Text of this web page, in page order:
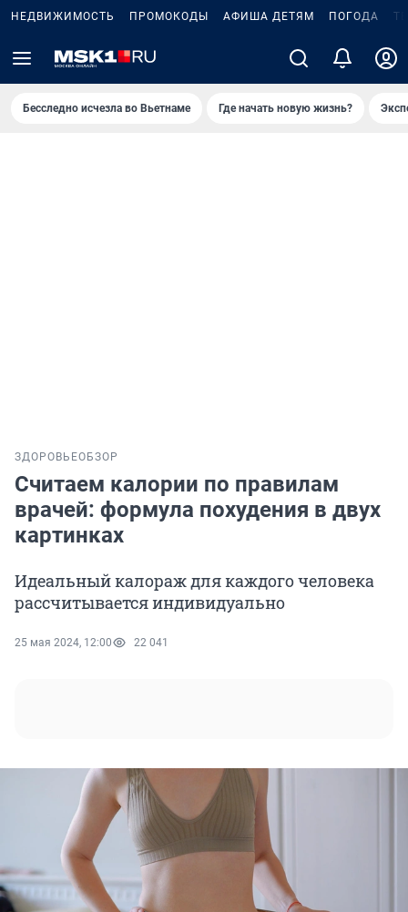
НЕДВИЖИМОСТЬ ПРОМОКОДЫ АФИША ДЕТЯМ ПОГОДА
Бесследно исчезла во Вьетнаме Где начать новую жизнь?
ЗДОРОВЬЕОБЗОР
Считаем калории по правилам
врачей: формула похудения в двух
картинках
Идеальный калораж для каждого человека
рассчитывается индивидуально
25 мая 2024, 12:00 22 041